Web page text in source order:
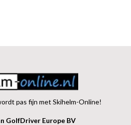
pas fijn met Skihelm-Online!
GolfDriver Europe BV